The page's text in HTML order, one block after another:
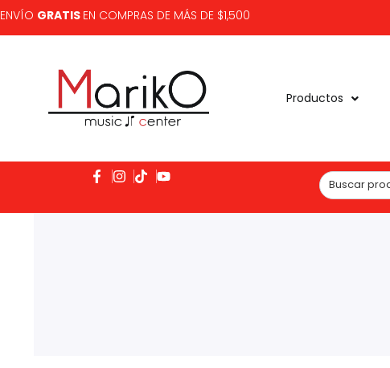
ENVÍO GRATIS EN COMPRAS DE MÁS DE $1,500
Productos